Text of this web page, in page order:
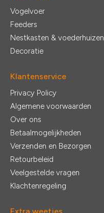
Vogelvoer
Feeders
Nestkasten & voederhuizen
Decoratie
Klantenservice
Privacy Policy
Algemene voorwaarden
Over ons
Betaalmogelijkheden
Verzenden en Bezorgen
Retourbeleid
Veelgestelde vragen
Klachtenregeling